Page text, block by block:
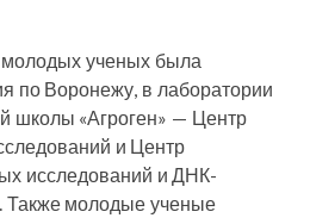
ученых была
по Воронежу, в лаборатории
школы «Агроген» — Центр
и Центр
исследований и ДНК-
Также молодые ученые